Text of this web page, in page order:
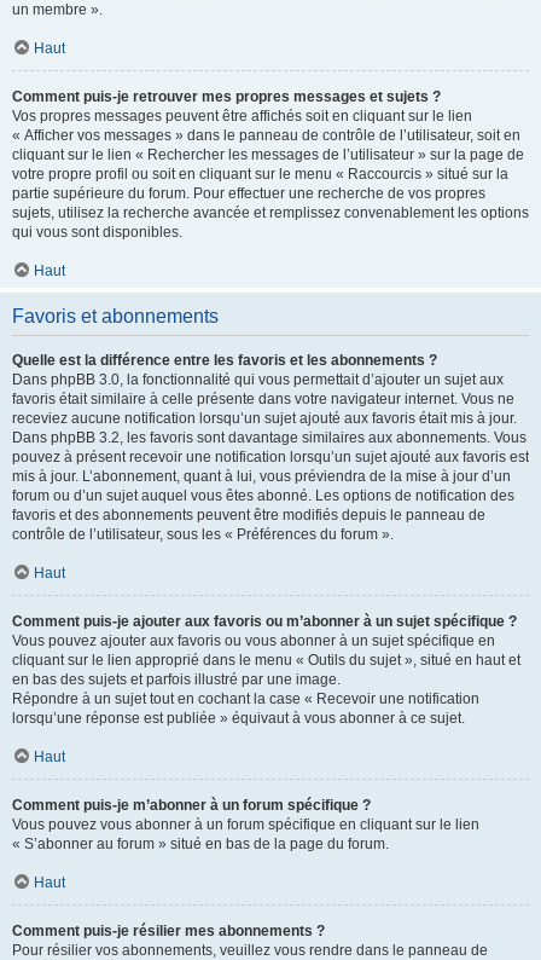
un membre ».
Haut
Comment puis-je retrouver mes propres messages et sujets ?
Vos propres messages peuvent être affichés soit en cliquant sur le lien
« Afficher vos messages » dans le panneau de contrôle de l’utilisateur, soit en
cliquant sur le lien « Rechercher les messages de l’utilisateur » sur la page de
votre propre profil ou soit en cliquant sur le menu « Raccourcis » situé sur la
partie supérieure du forum. Pour effectuer une recherche de vos propres
sujets, utilisez la recherche avancée et remplissez convenablement les options
qui vous sont disponibles.
Haut
Favoris et abonnements
Quelle est la différence entre les favoris et les abonnements ?
Dans phpBB 3.0, la fonctionnalité qui vous permettait d’ajouter un sujet aux
favoris était similaire à celle présente dans votre navigateur internet. Vous ne
receviez aucune notification lorsqu’un sujet ajouté aux favoris était mis à jour.
Dans phpBB 3.2, les favoris sont davantage similaires aux abonnements. Vous
pouvez à présent recevoir une notification lorsqu’un sujet ajouté aux favoris est
mis à jour. L’abonnement, quant à lui, vous préviendra de la mise à jour d’un
forum ou d’un sujet auquel vous êtes abonné. Les options de notification des
favoris et des abonnements peuvent être modifiés depuis le panneau de
contrôle de l’utilisateur, sous les « Préférences du forum ».
Haut
Comment puis-je ajouter aux favoris ou m’abonner à un sujet spécifique ?
Vous pouvez ajouter aux favoris ou vous abonner à un sujet spécifique en
cliquant sur le lien approprié dans le menu « Outils du sujet », situé en haut et
en bas des sujets et parfois illustré par une image.
Répondre à un sujet tout en cochant la case « Recevoir une notification
lorsqu’une réponse est publiée » équivaut à vous abonner à ce sujet.
Haut
Comment puis-je m’abonner à un forum spécifique ?
Vous pouvez vous abonner à un forum spécifique en cliquant sur le lien
« S’abonner au forum » situé en bas de la page du forum.
Haut
Comment puis-je résilier mes abonnements ?
Pour résilier vos abonnements, veuillez vous rendre dans le panneau de